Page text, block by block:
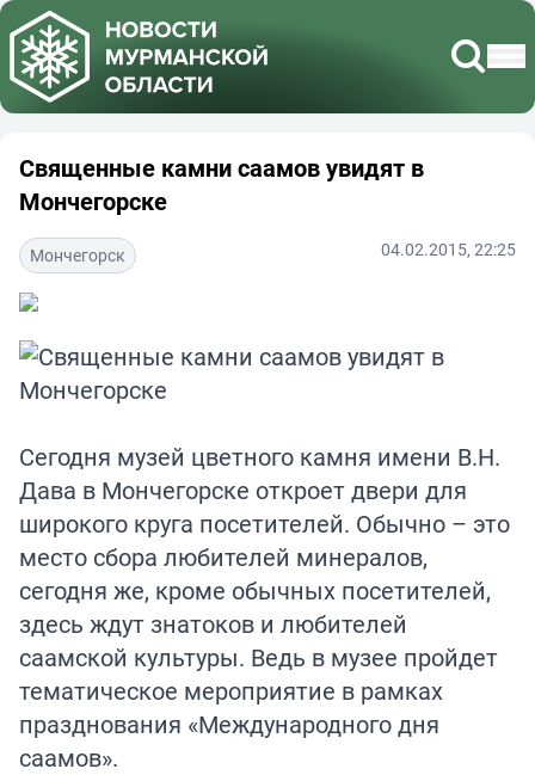
Священные камни саамов увидят в
Мончегорске
Мончегорск 04.02.2015, 22:25
Сегодня музей цветного камня имени В.Н.
Дава в Мончегорске откроет двери для
широкого круга посетителей. Обычно – это
место сбора любителей минералов,
сегодня же, кроме обычных посетителей,
здесь ждут знатоков и любителей
саамской культуры. Ведь в музее пройдет
тематическое мероприятие в рамках
празднования «Международного дня
саамов».